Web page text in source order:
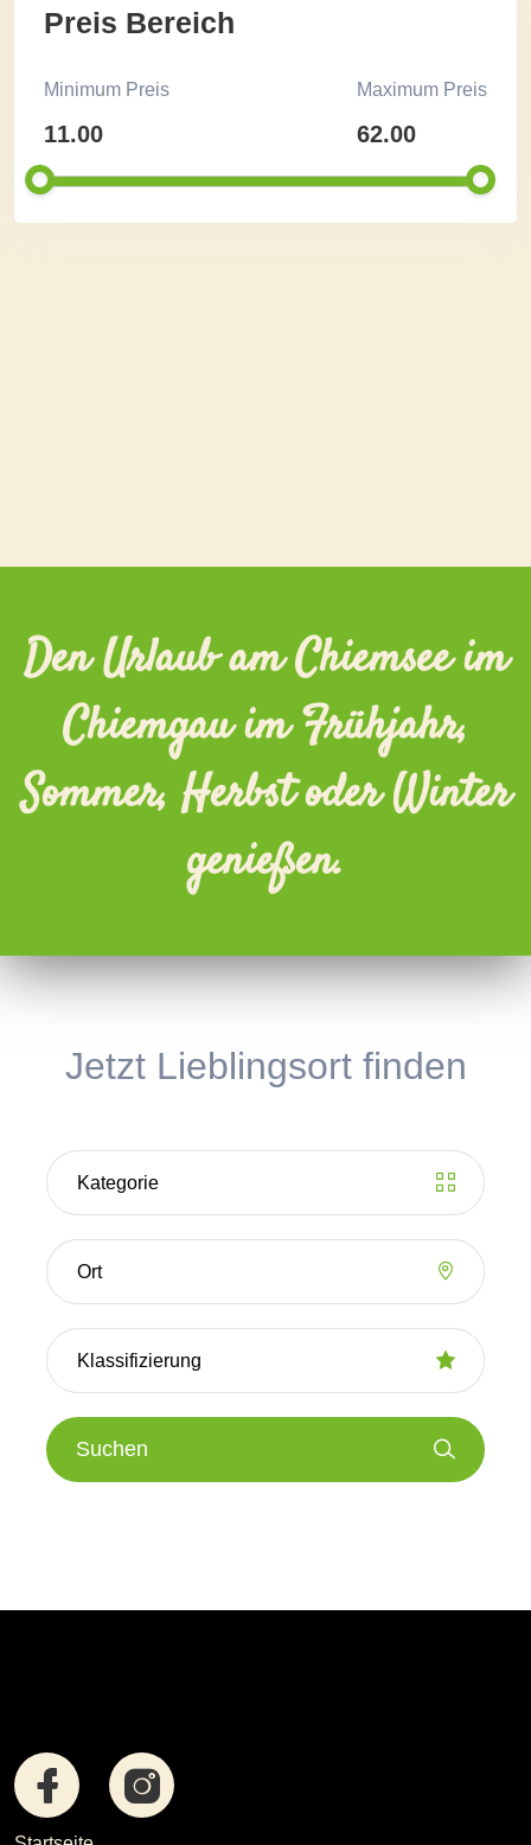
Preis Bereich
Minimum Preis
11.00
Maximum Preis
62.00
Den Urlaub am Chiemsee im
Chiemgau im Frühjahr,
Sommer, Herbst oder Winter
genießen.
Jetzt Lieblingsort finden
Suchen